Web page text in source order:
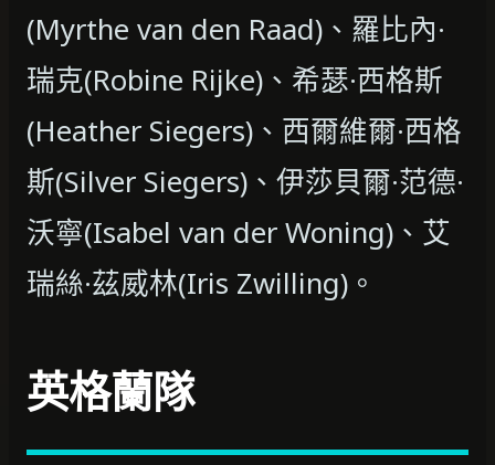
(Myrthe van den Raad)、羅比內·
瑞克(Robine Rijke)、希瑟·西格斯
(Heather Siegers)、西爾維爾·西格
斯(Silver Siegers)、伊莎貝爾·范德·
沃寧(Isabel van der Woning)、艾
瑞絲·茲威林(Iris Zwilling)。
英格蘭隊